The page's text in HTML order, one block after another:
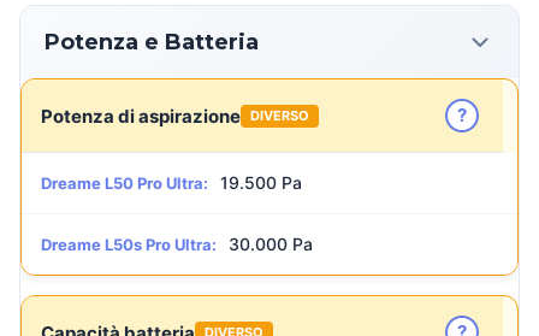
Potenza e Batteria
Potenza di aspirazione DIVERSO ?
Dreame L50 Pro Ultra: 19.500 Pa
Dreame L50s Pro Ultra: 30.000 Pa
DIVERSO